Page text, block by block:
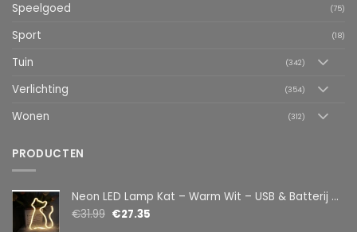
Speelgoed (75)
Sport (18)
Tuin (342)
Verlichting (354)
Wonen (312)
PRODUCTEN
Neon LED Lamp Kat – Warm Wit – USB & Batterij – Decoratieve Tafellamp voor Kinderkamer – 28,5 x 24,5 cm
€31.99 €27.35